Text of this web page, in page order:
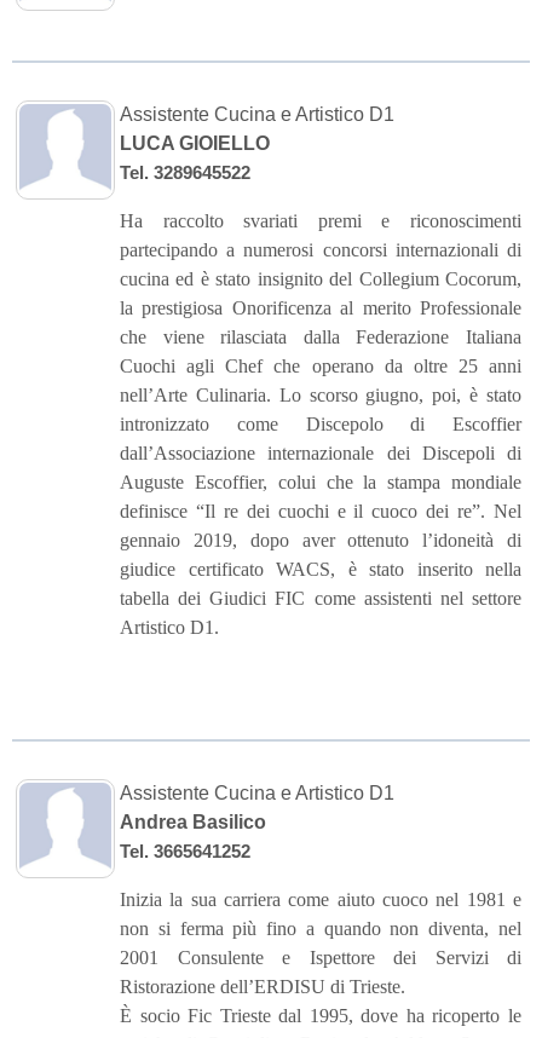
Assistente Cucina e Artistico D1
LUCA GIOIELLO
Tel. 3289645522
Ha raccolto svariati premi e riconoscimenti
partecipando a numerosi concorsi internazionali di
cucina ed è stato insignito del Collegium Cocorum,
la prestigiosa Onorificenza al merito Professionale
che viene rilasciata dalla Federazione Italiana
Cuochi agli Chef che operano da oltre 25 anni
nell’Arte Culinaria. Lo scorso giugno, poi, è stato
intronizzato come Discepolo di Escoffier
dall’Associazione internazionale dei Discepoli di
Auguste Escoffier, colui che la stampa mondiale
definisce “Il re dei cuochi e il cuoco dei re”. Nel
gennaio 2019, dopo aver ottenuto l’idoneità di
giudice certificato WACS, è stato inserito nella
tabella dei Giudici FIC come assistenti nel settore
Artistico D1.
Assistente Cucina e Artistico D1
Andrea Basilico
Tel. 3665641252
Inizia la sua carriera come aiuto cuoco nel 1981 e
non si ferma più fino a quando non diventa, nel
2001 Consulente e Ispettore dei Servizi di
Ristorazione dell’ERDISU di Trieste.
È socio Fic Trieste dal 1995, dove ha ricoperto le